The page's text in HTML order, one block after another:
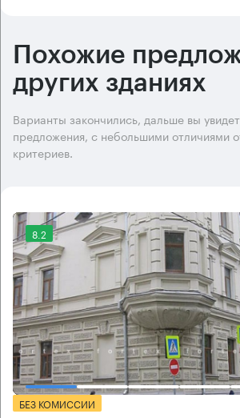
Похожие
других зданиях
Варианты закончились, дальше вы
предложения, с небольшими отличиями
критериев.
8.2
БЕЗ КОМИССИИ